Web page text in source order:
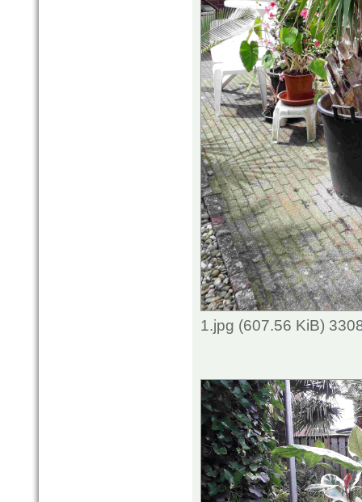
1.jpg (607.56 KiB)